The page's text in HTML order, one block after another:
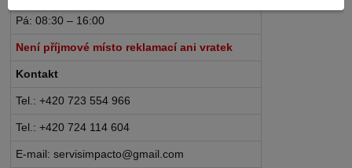
Pá: 08:30 – 16:00
Není příjmové místo reklamací ani vratek
Kontakt
Tel.: +420 723 554 966
Tel.: +420 724 114 604
E-mail: servisimpacto@gmail.com